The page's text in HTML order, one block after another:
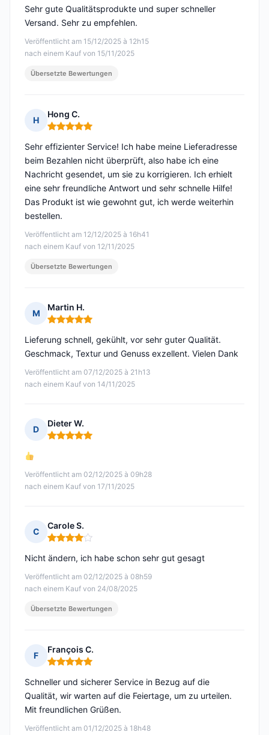
Veröffentlicht am 15/12/2025 à 12h15
nach einem Kauf von 15/11/2025
Sehr gute Qualitätsprodukte und super schneller
Versand. Sehr zu empfehlen.
Übersetzte Bewertungen
H
Hong C.
Hinweis: 5 von 5
Veröffentlicht am 12/12/2025 à 16h41
nach einem Kauf von 12/11/2025
Sehr effizienter Service! Ich habe meine Lieferadresse
beim Bezahlen nicht überprüft, also habe ich eine
Nachricht gesendet, um sie zu korrigieren. Ich erhielt
eine sehr freundliche Antwort und sehr schnelle Hilfe!
Das Produkt ist wie gewohnt gut, ich werde weiterhin
bestellen.
Übersetzte Bewertungen
M
Martin H.
Hinweis: 5 von 5
Veröffentlicht am 07/12/2025 à 21h13
nach einem Kauf von 14/11/2025
Lieferung schnell, gekühlt, vor sehr guter Qualität.
Geschmack, Textur und Genuss exzellent. Vielen Dank
D
Dieter W.
Hinweis: 5 von 5
Veröffentlicht am 02/12/2025 à 09h28
nach einem Kauf von 17/11/2025
C
Carole S.
Hinweis: 4 von 5
Veröffentlicht am 02/12/2025 à 08h59
nach einem Kauf von 24/08/2025
Nicht ändern, ich habe schon sehr gut gesagt
Übersetzte Bewertungen
F
François C.
Hinweis: 5 von 5
Veröffentlicht am 01/12/2025 à 18h48
Schneller und sicherer Service in Bezug auf die
Qualität, wir warten auf die Feiertage, um zu urteilen.
Mit freundlichen Grüßen.